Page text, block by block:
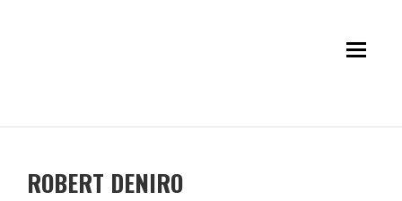
ROBERT DENIRO